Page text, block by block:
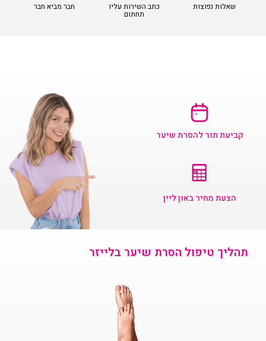
שאלות נפוצות כתב השירות עליו
תחתום
חבר מביא חבר
קביעת תור להסרת שיער
הצעת מחיר באון ליין
תהליך טיפול הסרת שיער בלייזר